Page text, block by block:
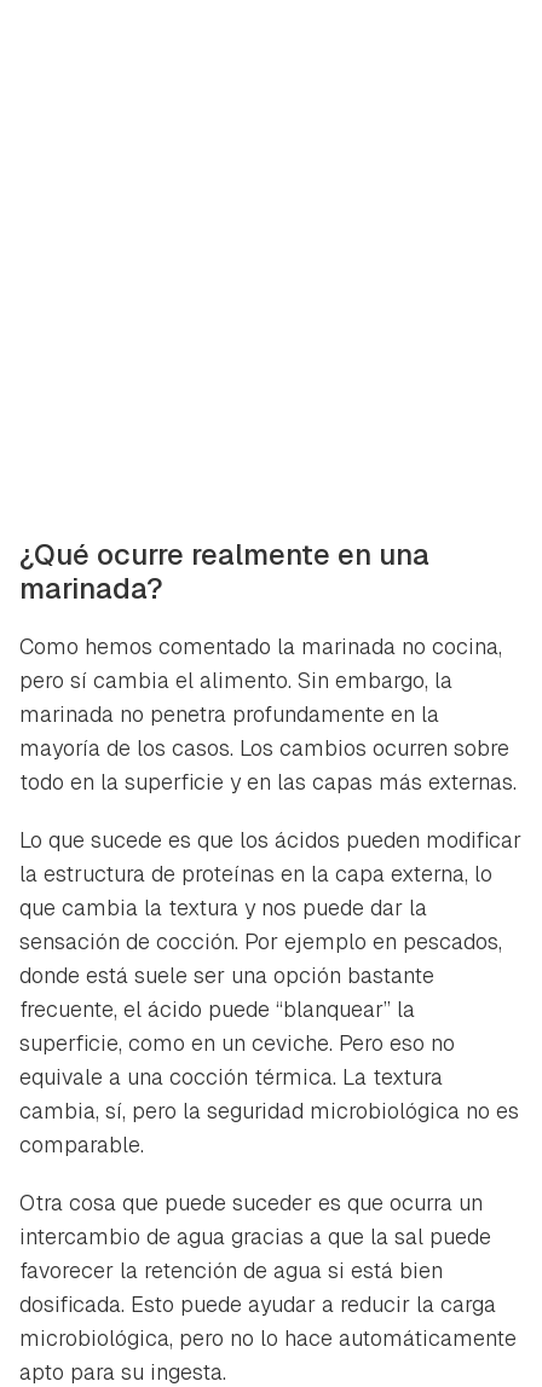
¿Qué ocurre realmente en una
marinada?
Como hemos comentado la marinada no cocina,
pero sí cambia el alimento. Sin embargo, la
marinada no penetra profundamente en la
mayoría de los casos. Los cambios ocurren sobre
todo en la superficie y en las capas más externas.
Lo que sucede es que los ácidos pueden modificar
la estructura de proteínas en la capa externa, lo
que cambia la textura y nos puede dar la
sensación de cocción. Por ejemplo en pescados,
donde está suele ser una opción bastante
frecuente, el ácido puede “blanquear” la
superficie, como en un ceviche. Pero eso no
equivale a una cocción térmica. La textura
cambia, sí, pero la seguridad microbiológica no es
comparable.
Otra cosa que puede suceder es que ocurra un
intercambio de agua gracias a que la sal puede
favorecer la retención de agua si está bien
dosificada. Esto puede ayudar a reducir la carga
microbiológica, pero no lo hace automáticamente
apto para su ingesta.